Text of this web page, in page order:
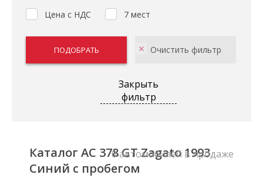
Цена с НДС 7 мест
Закрыть
фильтр
Каталог AC 378 GT Zagato 1993
Синий с пробегом
0 автомобилей в продаже